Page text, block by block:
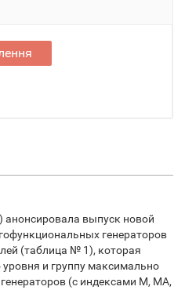
анонсировала выпуск новой
генераторов
(таблица № 1), которая
и группу максимально
(с индексами M, MA,